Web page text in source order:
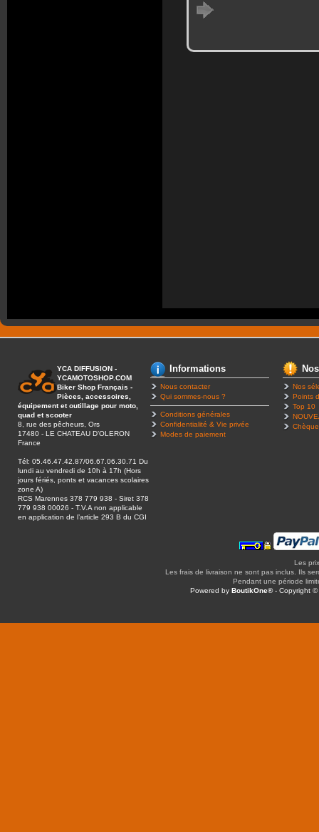
YCA DIFFUSION -
YCAMOTOSHOP.COM
Biker Shop Français -
Pièces, accessoires,
équipement et outillage pour moto,
quad et scooter
8, rue des pêcheurs, Ors
17480 - LE CHATEAU D’OLERON
France
Tél: 05.46.47.42.87/06.67.06.30.71 Du
lundi au vendredi de 10h à 17h (Hors
jours fériés, ponts et vacances scolaires
zone A)
RCS Marennes 378 779 938 - Siret 378
779 938 00026 - T.V.A non applicable
en application de l’article 293 B du CGI
Informations
Nous contacter
Qui sommes-nous ?
Conditions générales
Confidentialité & Vie privée
Modes de paiement
Nos
Points
Top 10
Les
Les frais de livraison ne sont pas inclus. Ils
Pendant une période
Powered byBoutikOne®- Copyright ©